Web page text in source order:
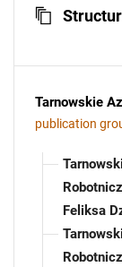
Tarnowskie
publication
Feliksa